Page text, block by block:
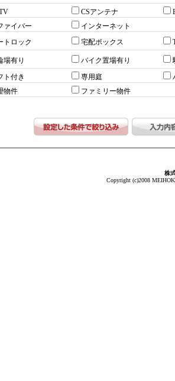
CSアンテナ
ァイバー
インターネット
トロック 宅配ボックス
場有り バイク置場有り
ト付き 専用庭
物件
ファミリー物件
株
Copyright (c)2008